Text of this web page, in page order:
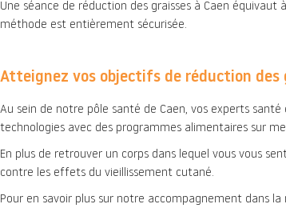
Une séance de réduction des graisses à Caen
méthode est entièrement sécurisée.
Atteignez vos objectifs de réduction des
Au sein de notre pôle santé de Caen, vos experts
technologies avec des programmes alimentaires sur
En plus de retrouver un corps dans lequel vous vous
contre les effets du vieillissement cutané.
Pour en savoir plus sur notre accompagnement dans